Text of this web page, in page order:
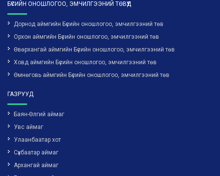
БҮСИЙН ОНОШЛОГОО, ЭМЧИЛГЭЭНИЙ ТӨВҮҮД
Дорнод аймгийн Бүсийн оношлогоо, эмчилгээний төв
Орхон аймгийн Бүсийн оношлогоо, эмчилгээний төв
Өвөрхангай аймгийн Бүсийн оношлогоо, эмчилгээний төв
Ховд аймгийн Бүсийн оношлогоо, эмчилгээний төв
Өмнөговь аймгийн Бүсийн оношлогоо, эмчилгээний төв
ГАЗРУУД
Баян-Өлгий аймаг
Увс аймаг
Улаанбаатар хот
Сүхбаатар аймаг
Архангай аймаг